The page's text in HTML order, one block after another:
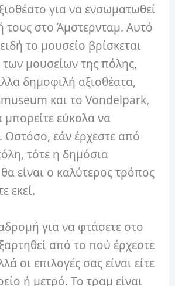
για να ενσωματωθεί
τους στο Άμστερνταμ. Αυτό
το μουσείο βρίσκεται
των μουσείων της πόλης,
δημοφιλή αξιοθέατα,
και το Vondelpark,
εύκολα να
Ωστόσο, εάν έρχεστε από
τότε η δημόσια
είναι ο καλύτερος τρόπος
εκεί.
για να φτάσετε στο
από το πού έρχεστε
οι επιλογές σας είναι είτε
ή μετρό. Το τραμ είναι